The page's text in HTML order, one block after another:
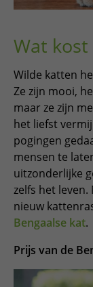
Wat kost
Wilde katten
Ze zijn mooi,
maar ze zijn
het liefst
pogingen
mensen te
uitzonderlijke
zelfs het
nieuw
Bengaalse kat.
Prijs van de